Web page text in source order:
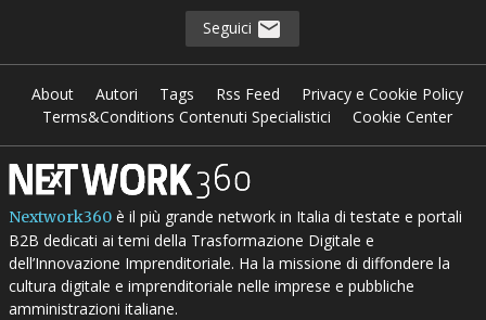
Seguici
About Autori Tags Rss Feed
Privacy e Cookie Policy
Terms&Conditions Contenuti Specialistici
Cookie Center
Nextwork360è il più grande network in Italia di testate e portali
B2B dedicati ai temi della Trasformazione Digitale e
dell’Innovazione Imprenditoriale. Ha la missione di diffondere la
cultura digitale e imprenditoriale nelle imprese e pubbliche
amministrazioni italiane.